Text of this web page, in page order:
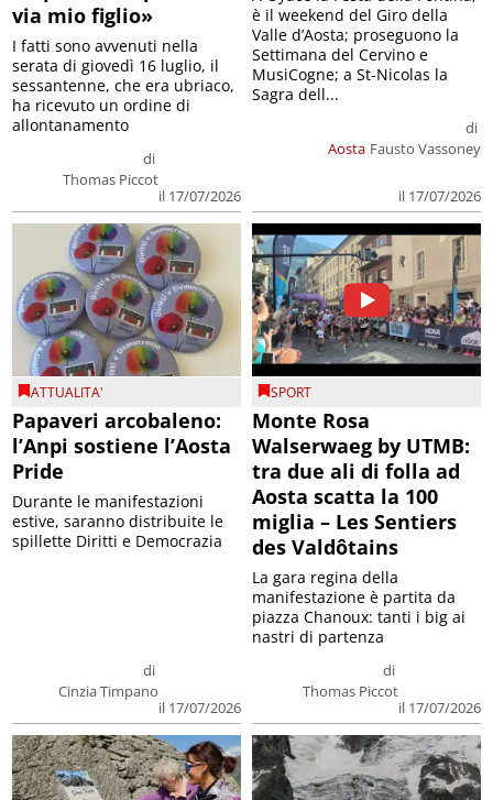
via mio figlio»
di
Thomas Piccot
il 17/07/2026
I fatti sono avvenuti nella
serata di giovedì 16 luglio, il
sessantenne, che era ubriaco,
ha ricevuto un ordine di
allontanamento
Aosta
di
Fausto Vassoney
il 17/07/2026
è il weekend del Giro della
Valle d’Aosta; proseguono la
Settimana del Cervino e
MusiCogne; a St-Nicolas la
Sagra dell...
ATTUALITA'
Papaveri arcobaleno:
l’Anpi sostiene l’Aosta
Pride
di
Cinzia Timpano
il 17/07/2026
Durante le manifestazioni
estive, saranno distribuite le
spillette Diritti e Democrazia
SPORT
Monte Rosa
Walserwaeg by UTMB:
tra due ali di folla ad
Aosta scatta la 100
miglia – Les Sentiers
des Valdôtains
di
Thomas Piccot
il 17/07/2026
La gara regina della
manifestazione è partita da
piazza Chanoux: tanti i big ai
nastri di partenza